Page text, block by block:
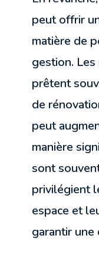
peut offrir
matière de
gestion.
prêtent
de
peut
manière
sont
privilégient
espace et
garantir une